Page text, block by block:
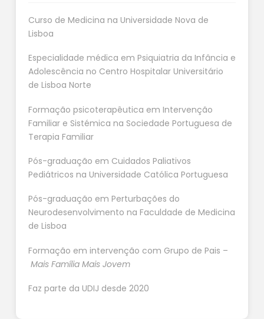
Curso de Medicina na Universidade Nova de
Lisboa
Especialidade médica em Psiquiatria da Infância e
Adolescência no Centro Hospitalar Universitário
de Lisboa Norte
Formação psicoterapêutica em Intervenção
Familiar e Sistémica na Sociedade Portuguesa de
Terapia Familiar
Pós-graduação em Cuidados Paliativos
Pediátricos na Universidade Católica Portuguesa
Pós-graduação em Perturbações do
Neurodesenvolvimento na Faculdade de Medicina
de Lisboa
Formação em intervenção com Grupo de Pais –
Mais Família Mais Jovem
Faz parte da UDIJ desde 2020